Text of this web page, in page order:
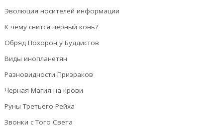
Эволюция носителей информации
К чему снится черный конь?
Обряд Похорон у Буддистов
Виды инопланетян
Разновидности Призраков
Черная Магия на крови
Руны Третьего Рейха
Звонки с Того Света